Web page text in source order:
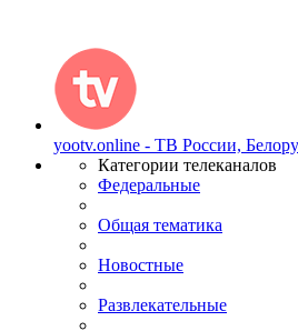
yootv.online - ТВ России,
Категории телеканалов
Федеральные
Общая тематика
Новостные
Развлекательные